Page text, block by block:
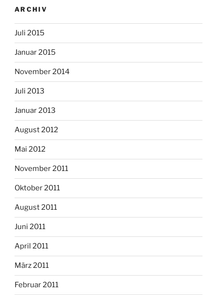
ARCHIV
Juli 2015
Januar 2015
November 2014
Juli 2013
Januar 2013
August 2012
Mai 2012
November 2011
Oktober 2011
August 2011
Juni 2011
April 2011
März 2011
Februar 2011